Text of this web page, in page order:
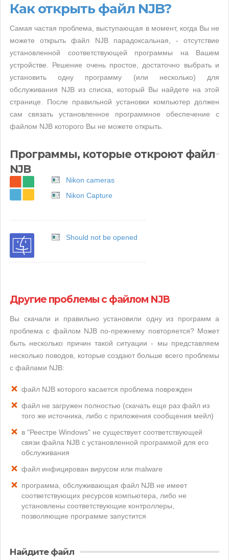
Как открыть файл NJB?
Самая частая проблема, выступающая в момент, когда Вы не
можете открыть файл NJB парадоксальная, - отсутствие
установленной соответствующей программы на Вашем
устройстве. Решение очень простое, достаточно выбрать и
установить одну программу (или несколько) для
обслуживания NJB из списка, который Вы найдете на этой
странице. После правильной установки компьютер должен
сам связать установленное программное обеспечение с
файлом NJB которого Вы не можете открыть.
Программы, которые откроют файл
NJB
Nikon cameras
Nikon Capture
Should not be opened
Другие проблемы с файлом NJB
Вы скачали и правильно установили одну из программ а
проблема с файлом NJB по-прежнему повторяется? Может
быть несколько причин такой ситуации - мы представляем
несколько поводов, которые создают больше всего проблемы
с файлами NJB:
файл NJB которого касается проблема поврежден
файл не загружен полностью (скачать еще раз файл из
того же источника, либо с приложения сообщения мейл)
в "Реестре Windows" не существует соответствующей
связи файла NJB с установленной программой для его
обслуживания
файл инфицирован вирусом или malware
программа, обслуживающая файл NJB не имеет
соответствующих ресурсов компьютера, либо не
установлены соответствующие контроллеры,
позволяющие программе запустится
Найдите файл